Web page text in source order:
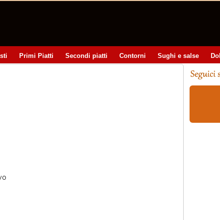
Primi Piatti Secondi piatti Contorni Sughi e salse